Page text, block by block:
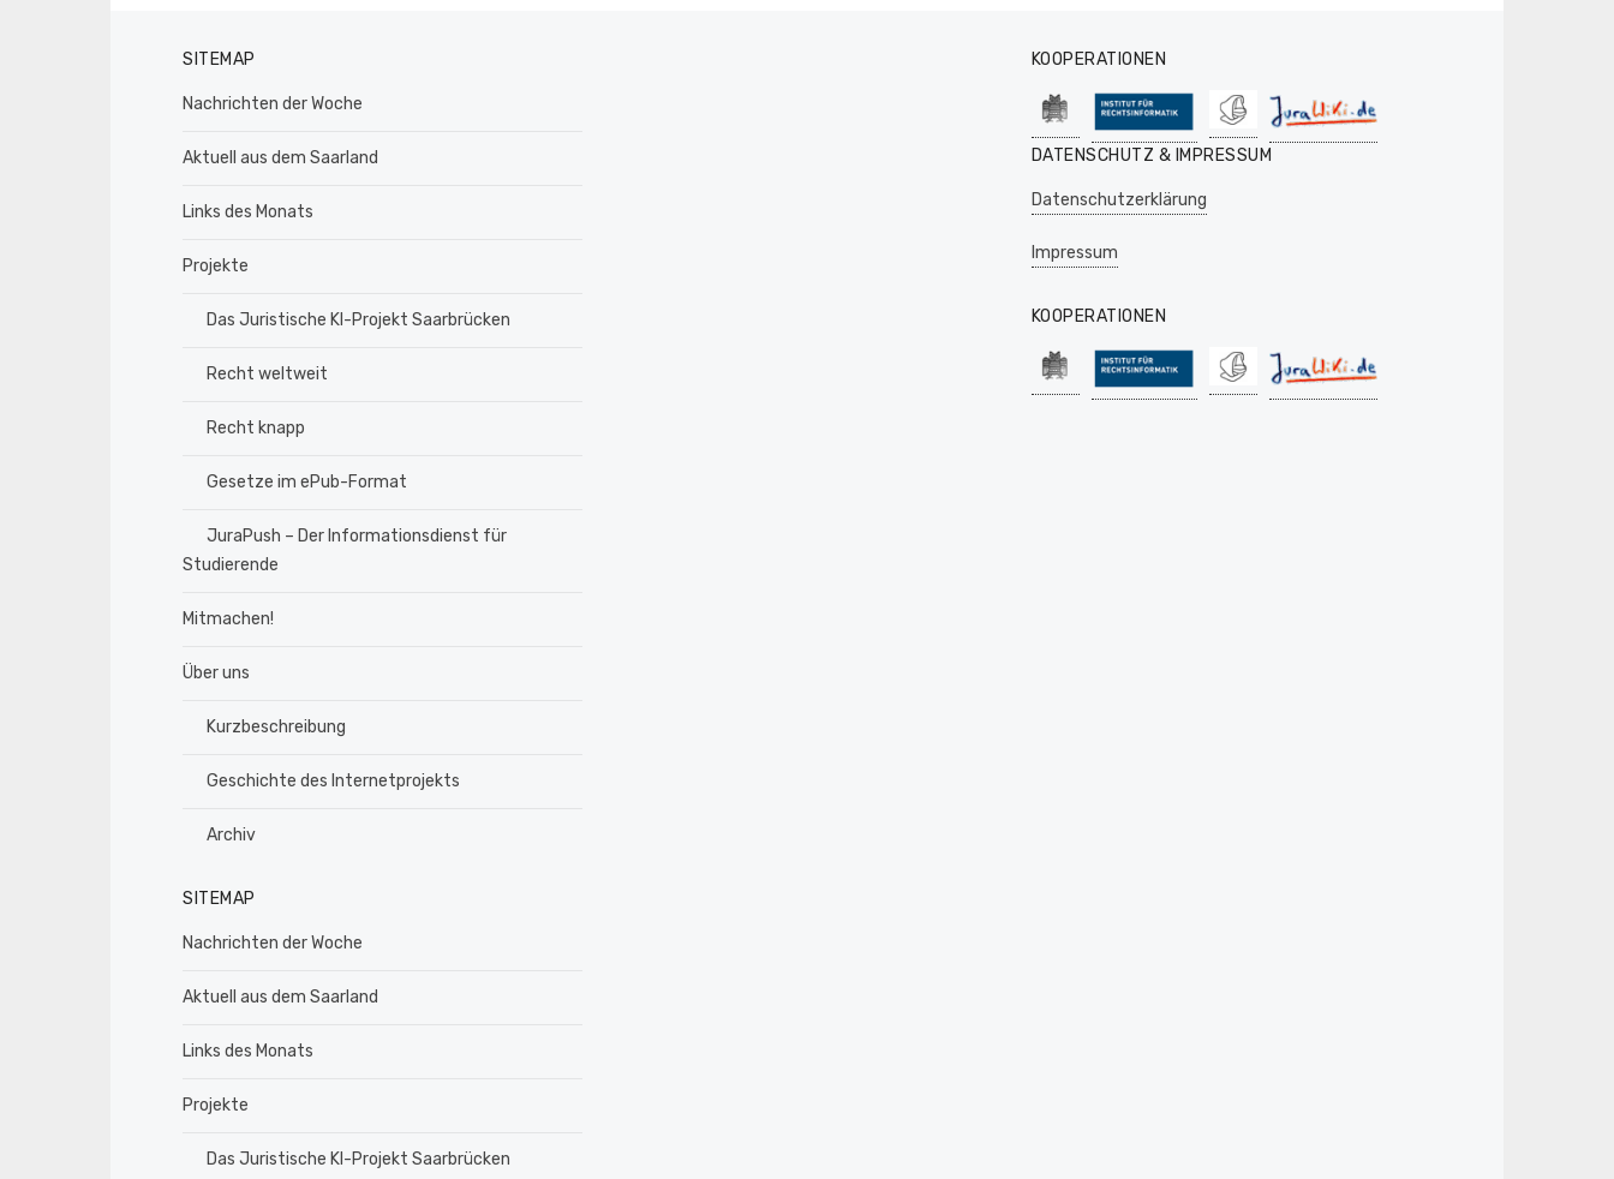
SITEMAP
Nachrichten der Woche
Aktuell aus dem Saarland
Links des Monats
Projekte
Das Juristische KI-Projekt Saarbrücken
Recht weltweit
Recht knapp
Gesetze im ePub-Format
JuraPush – Der Informationsdienst für
Studierende
Mitmachen!
Über uns
Kurzbeschreibung
Geschichte des Internetprojekts
Archiv
SITEMAP
Nachrichten der Woche
Aktuell aus dem Saarland
Links des Monats
Projekte
Das Juristische KI-Projekt Saarbrücken
KOOPERATIONEN
DATENSCHUTZ & IMPRESSUM
Datenschutzerklärung
Impressum
KOOPERATIONEN